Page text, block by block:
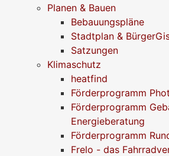
Planen & Bauen
Bebauungspläne
Stadtplan &
Satzungen
Klimaschutz
heatfind
Förderprogramm
Förderprogramm
Energieberatung
Förderprogramm
Frelo - das